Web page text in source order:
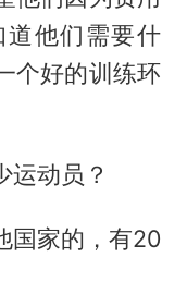
他们需要什
个好的训练环
运动员？
国家的，有20